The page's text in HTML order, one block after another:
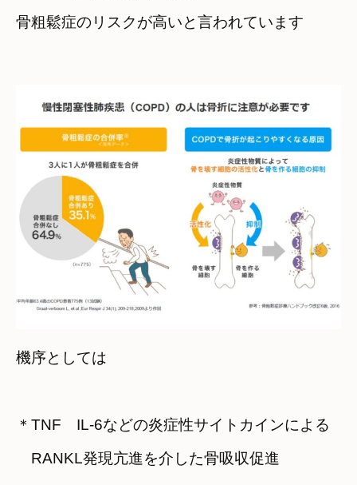
骨粗鬆症のリスクが高いと言われています
機序としては
＊TNF　IL-6などの炎症性サイトカインによる
RANKL発現亢進を介した骨吸収促進